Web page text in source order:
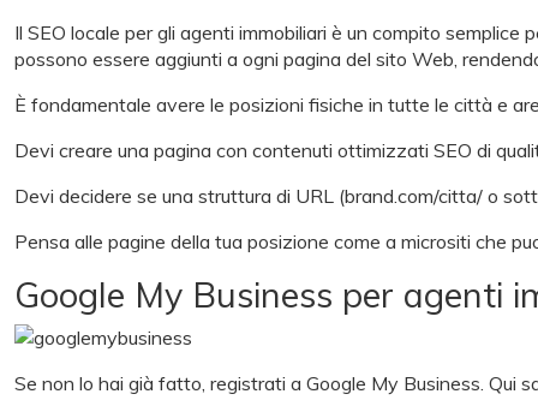
Il SEO locale per gli agenti immobiliari è un compito
possono essere aggiunti a ogni pagina del sito Web,
È fondamentale avere le posizioni fisiche in tutte le città e
Devi creare una pagina con contenuti ottimizzati SEO di
Devi decidere se una struttura di URL (brand.com/citta/ o
Pensa alle pagine della tua posizione come a micrositi che
Google My Business per agenti
Se non lo hai già fatto, registrati a Google My Business. Qui